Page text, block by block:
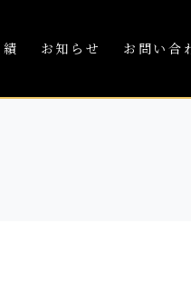
お知らせ お問い合